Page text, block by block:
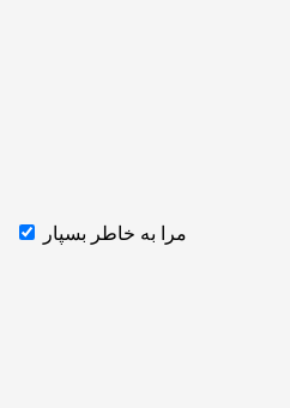
مرا به خاطر بسپار